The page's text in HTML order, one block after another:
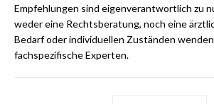
Empfehlungen sind eigenverantwortlich zu
weder eine Rechtsberatung, noch eine
Bedarf oder individuellen Zuständen
fachspezifische Experten.